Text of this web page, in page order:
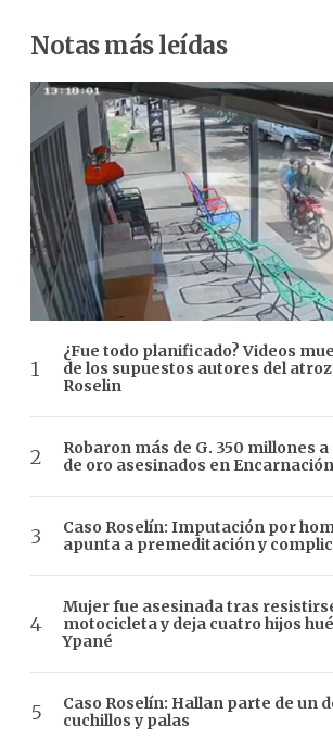
Notas más leídas
¿Fue todo planificado? Videos
de los supuestos autores del
Roselin
Robaron más de G. 350 millones
de oro asesinados en Encarnación
Caso Roselín: Imputación por
apunta a premeditación y
Mujer fue asesinada tras
motocicleta y deja cuatro hijos
Ypané
Caso Roselín: Hallan parte de un
cuchillos y palas